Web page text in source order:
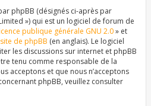
phpBB (désignés ci-après par
») qui est un logiciel de forum de
publique générale GNU 2.0» et
de phpBB (en anglais). Le logiciel
les discussions sur internet et phpBB
tenu comme responsable de la
acceptons et que nous n’acceptons
phpBB, veuillez consulter